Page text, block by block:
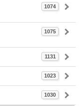
1074
1075
1131
1023
1030